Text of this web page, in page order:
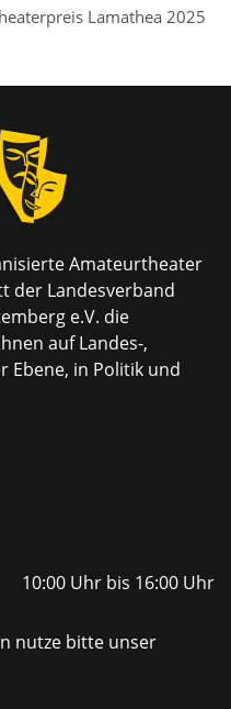
Lamathea 2025
Amateurtheater
der Landesverband
e.V. die
auf Landes-,
in Politik und
10:00 Uhr bis 16:00 Uhr
nutze bitte unser